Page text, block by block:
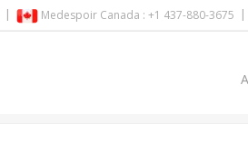
Medespoir Canada : +1 437-880-3675